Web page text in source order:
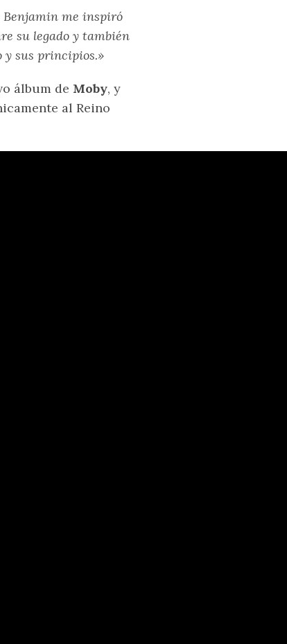
Benjamin me inspiró
su legado y también
y sus principios.»
álbum de Moby, y
al Reino